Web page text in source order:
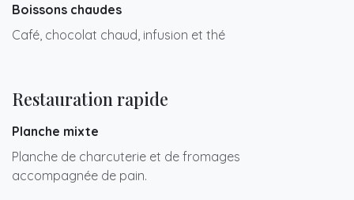
Boissons chaudes
Café, chocolat chaud, infusion et thé
Restauration rapide
Planche mixte
Planche de charcuterie et de fromages
accompagnée de pain.